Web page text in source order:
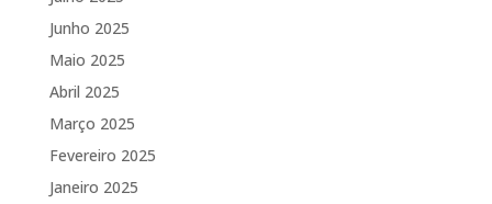
Junho 2025
Maio 2025
Abril 2025
Março 2025
Fevereiro 2025
Janeiro 2025